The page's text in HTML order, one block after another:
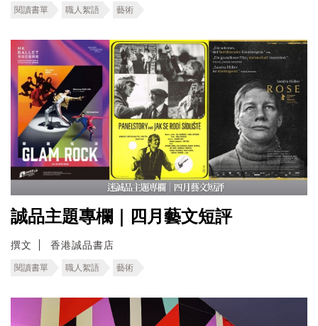
閱讀書單 職人絮語 藝術
誠品主題專欄｜四月藝文短評
撰文 香港誠品書店
閱讀書單 職人絮語 藝術